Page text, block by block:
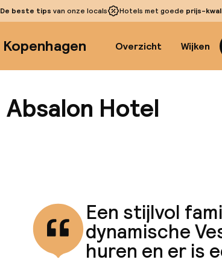
De beste tips van onze locals Hotels met goede prijs-
Kopenhagen Overzicht Wijken
Absalon Hotel
Een stijlvol
dynamische
huren en er is